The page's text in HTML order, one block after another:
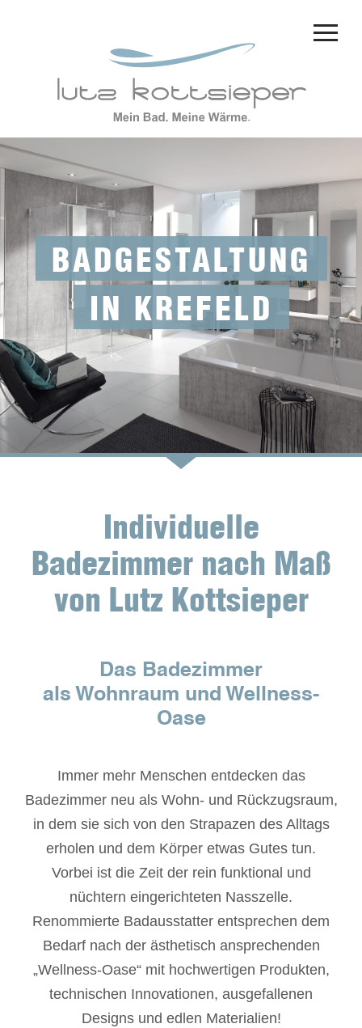
BADGESTALTUNG
IN KREFELD
Individuelle
Badezimmer nach Maß
von Lutz Kottsieper
Das Badezimmer
als Wohnraum und Wellness-
Oase
Immer mehr Menschen entdecken das
Badezimmer neu als Wohn- und Rückzugsraum,
in dem sie sich von den Strapazen des Alltags
erholen und dem Körper etwas Gutes tun.
Vorbei ist die Zeit der rein funktional und
nüchtern eingerichteten Nasszelle.
Renommierte Badausstatter entsprechen dem
Bedarf nach der ästhetisch ansprechenden
„Wellness-Oase“ mit hochwertigen Produkten,
technischen Innovationen, ausgefallenen
Designs und edlen Materialien!